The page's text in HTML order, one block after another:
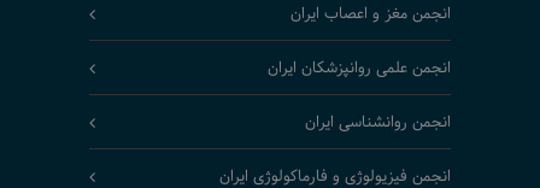
انجمن مغز و اعصاب ایران
انجمن علمی روانپزشکان ایران
انجمن روانشناسی ایران
انجمن فیزیولوژی و فارماکولوژی ایران